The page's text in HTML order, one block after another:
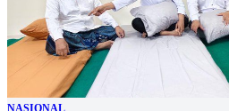
NASIONAL